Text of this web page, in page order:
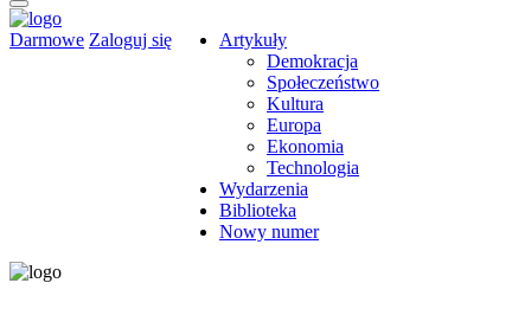
Darmowe Zaloguj się
Artykuły
Demokracja
Społeczeństwo
Kultura
Europa
Ekonomia
Technologia
Wydarzenia
Biblioteka
Nowy numer